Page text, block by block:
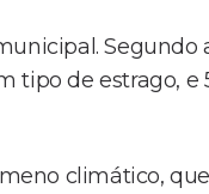
Segundo
tipo de estrago, e
climático, que